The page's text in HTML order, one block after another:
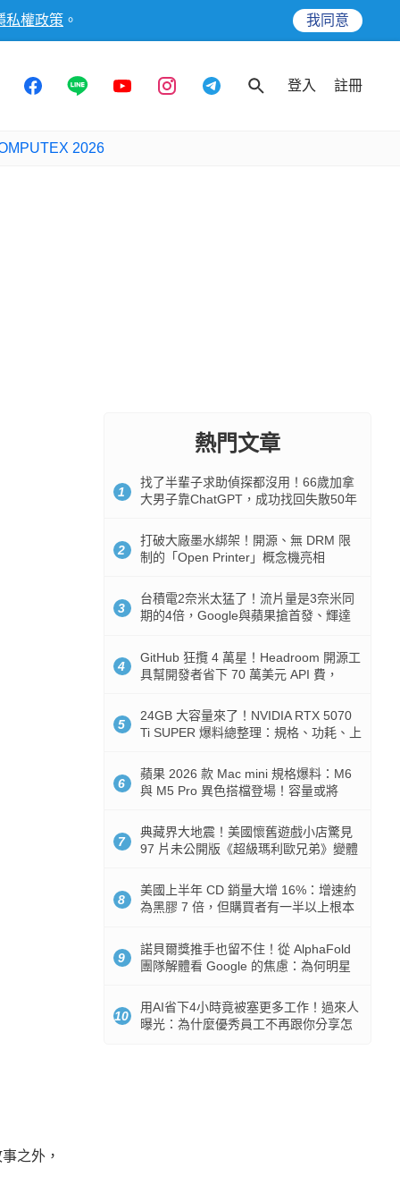
私權政策 。 我同意
登入 註冊
2026
之外，
熱門文章
1
找了半輩子求助偵探都沒用！66歲加拿
大男子靠ChatGPT，成功找回失散50年
2
打破大廠墨水綁架！開源、無 DRM 限
制的「Open Printer」概念機亮相
3
台積電2奈米太猛了！流片量是3奈米同
期的4倍，Google與蘋果搶首發、輝達
4
GitHub 狂攬 4 萬星！Headroom 開源工
具幫開發者省下 70 萬美元 API 費，
5
24GB 大容量來了！NVIDIA RTX 5070
Ti SUPER 爆料總整理：規格、功耗、上
6
蘋果 2026 款 Mac mini 規格爆料：M6
與 M5 Pro 異色搭檔登場！容量或將
7
典藏界大地震！美國懷舊遊戲小店驚見
97 片未公開版《超級瑪利歐兄弟》變體
8
美國上半年 CD 銷量大增 16%：增速約
為黑膠 7 倍，但購買者有一半以上根本
9
諾貝爾獎推手也留不住！從 AlphaFold
團隊解體看 Google 的焦慮：為何明星
10
用AI省下4小時竟被塞更多工作！過來人
曝光：為什麼優秀員工不再跟你分享怎